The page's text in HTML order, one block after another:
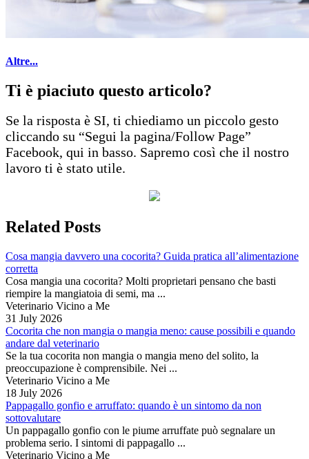
Altre...
Ti è piaciuto questo articolo?
Se la risposta è SI, ti chiediamo un piccolo gesto
cliccando su “Segui la pagina/Follow Page”
Facebook, qui in basso. Sapremo così che il nostro
lavoro ti è stato utile.
Related Posts
Cosa mangia davvero una cocorita? Guida pratica all’alimentazione
corretta
Cosa mangia una cocorita? Molti proprietari pensano che basti
riempire la mangiatoia di semi, ma ...
Veterinario Vicino a Me
31 July 2026
Cocorita che non mangia o mangia meno: cause possibili e quando
andare dal veterinario
Se la tua cocorita non mangia o mangia meno del solito, la
preoccupazione è comprensibile. Nei ...
Veterinario Vicino a Me
18 July 2026
Pappagallo gonfio e arruffato: quando è un sintomo da non
sottovalutare
Un pappagallo gonfio con le piume arruffate può segnalare un
problema serio. I sintomi di pappagallo ...
Veterinario Vicino a Me